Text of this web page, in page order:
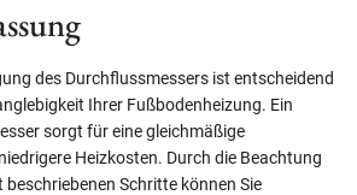
des Durchflussmessers ist entscheidend
Ihrer Fußbodenheizung. Ein
sorgt für eine gleichmäßige
Heizkosten. Durch die Beachtung
Schritte können Sie